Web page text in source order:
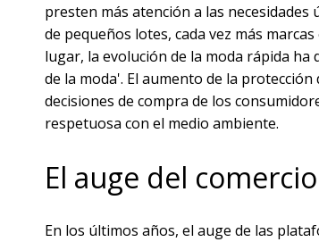
presten más atención a las
de pequeños lotes, cada vez más
lugar, la evolución de la moda rápida
de la moda'. El aumento de la
decisiones de compra de los
respetuosa con el medio ambiente.
El auge del
En los últimos años, el auge de las